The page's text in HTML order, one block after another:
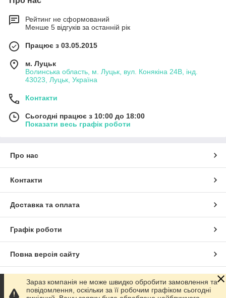
Рейтинг не сформований
Менше 5 відгуків за останній рік
Працює з 03.05.2015
м. Луцьк
Волинська область, м. Луцьк, вул. Конякіна 24В, інд.
43023, Луцьк, Україна
Контакти
Сьогодні працює з 10:00 до 18:00
Показати весь графік роботи
Про нас
Контакти
Доставка та оплата
Графік роботи
Повна версія сайту
Сайт створено на маркетплейсі Prom.ua
Зараз компанія не може швидко обробити замовлення та
повідомлення, оскільки за її робочим графіком сьогодні